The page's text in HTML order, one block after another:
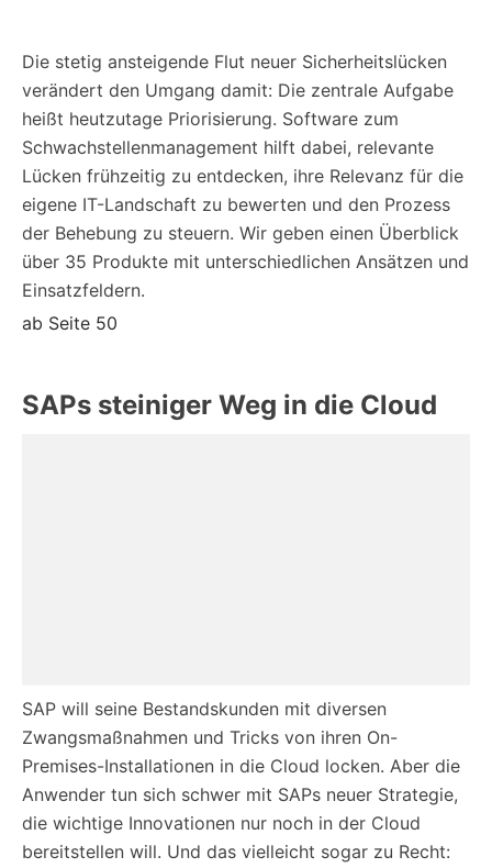
Die stetig ansteigende Flut neuer Sicherheitslücken
verändert den Umgang damit: Die zentrale Aufgabe
heißt heutzutage Priorisierung. Software zum
Schwachstellenmanagement hilft dabei, relevante
Lücken frühzeitig zu entdecken, ihre Relevanz für die
eigene IT-Landschaft zu bewerten und den Prozess
der Behebung zu steuern. Wir geben einen Überblick
über 35 Produkte mit unterschiedlichen Ansätzen und
Einsatzfeldern.
ab Seite 50
SAPs steiniger Weg in die Cloud
SAP will seine Bestandskunden mit diversen
Zwangsmaßnahmen und Tricks von ihren On-
Premises-Installationen in die Cloud locken. Aber die
Anwender tun sich schwer mit SAPs neuer Strategie,
die wichtige Innovationen nur noch in der Cloud
bereitstellen will. Und das vielleicht sogar zu Recht: